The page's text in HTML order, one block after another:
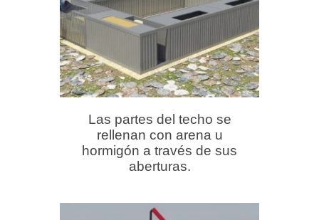
Las partes del techo se
rellenan con arena u
hormigón a través de sus
aberturas.